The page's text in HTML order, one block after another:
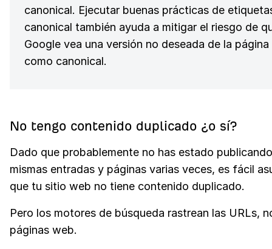
canonical. Ejecutar buenas prácticas de
canonical también ayuda a mitigar el riesgo de
Google vea una versión no deseada de la página
como canonical.
No tengo contenido duplicado ¿o sí?
Dado que probablemente no has estado
mismas entradas y páginas varias veces, es fácil
que tu sitio web no tiene contenido duplicado.
Pero los motores de búsqueda rastrean las URLs,
páginas web.